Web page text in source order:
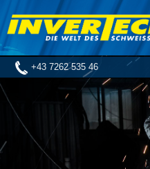
+43 7262 535 46